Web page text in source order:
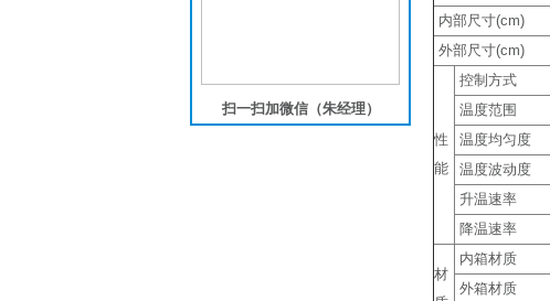
内部尺寸(cm)
外部尺寸(cm)
性
能
控制方式
温度范围
温度均匀度
温度波动度
升温速率
降温速率
材
内箱材质
外箱材质
扫一扫加微信（朱经理）